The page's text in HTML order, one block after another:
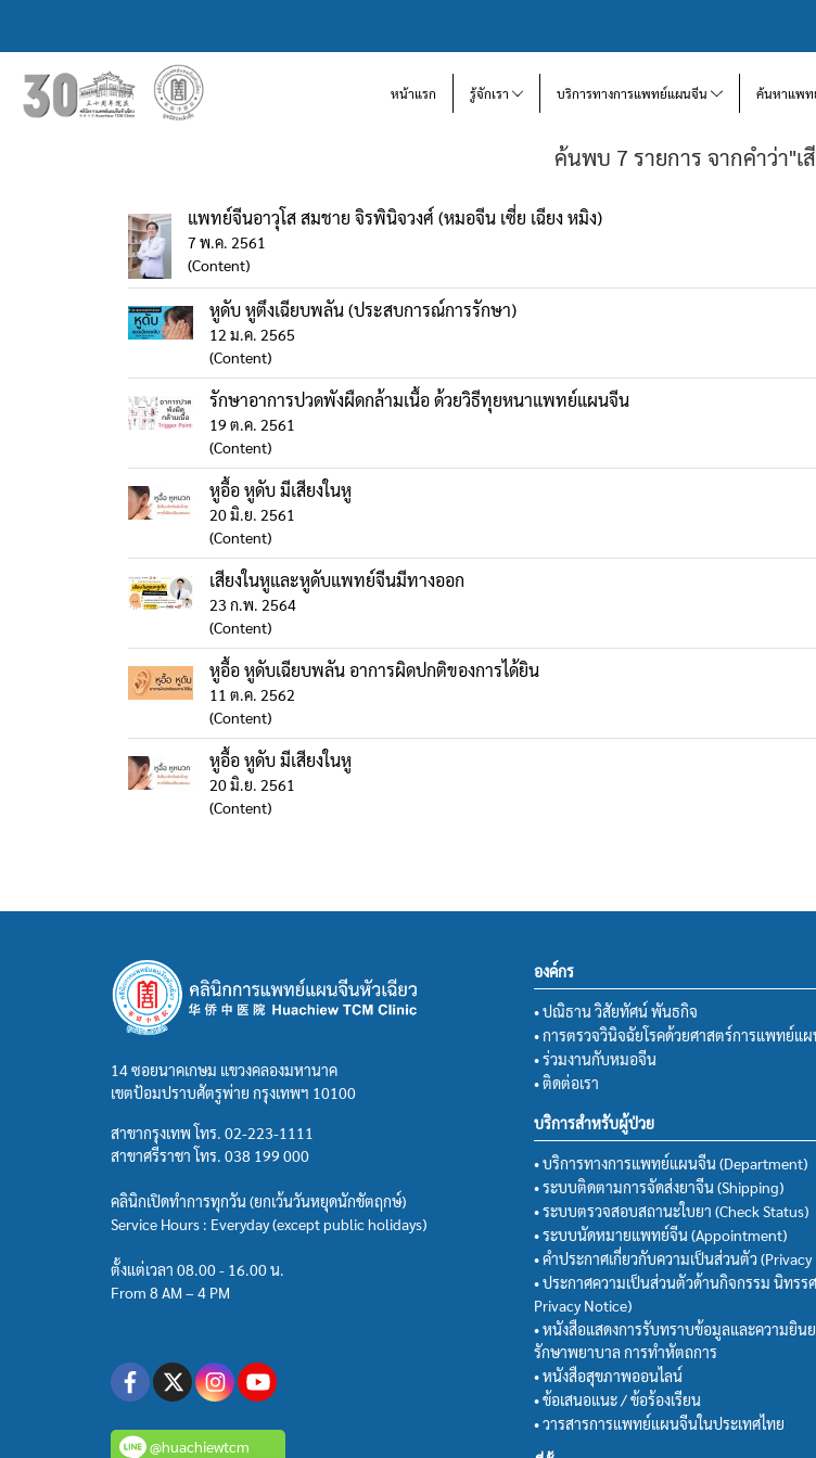
หน้าแรก รู้จักเรา บริการทางการแพทย์แผนจีน ค้นหาแพท
ค้นพบ 7 รายการ จากคำว่า"เ
แพทย์จีนอาวุโส สมชาย จิรพินิจวงศ์ (หมอจีน เซี่ย เฉียง หมิง)
7 พ.ค. 2561
(Content)
หูดับ หูตึงเฉียบพลัน (ประสบการณ์การรักษา)
12 ม.ค. 2565
(Content)
รักษาอาการปวดพังผืดกล้ามเนื้อ ด้วยวิธีทุยหนาแพทย์แผนจีน
19 ต.ค. 2561
(Content)
หูอื้อ หูดับ มีเสียงในหู
20 มิ.ย. 2561
(Content)
เสียงในหูและหูดับแพทย์จีนมีทางออก
23 ก.พ. 2564
(Content)
หูอื้อ หูดับเฉียบพลัน อาการผิดปกติของการได้ยิน
11 ต.ค. 2562
(Content)
หูอื้อ หูดับ มีเสียงในหู
20 มิ.ย. 2561
(Content)
14 ซอยนาคเกษม แขวงคลองมหานาค
เขตป้อมปราบศัตรูพ่าย กรุงเทพฯ 10100
สาขากรุงเทพ โทร. 02-223-1111
สาขาศรีราชา โทร. 038 199 000
คลินิกเปิดทำการทุกวัน (ยกเว้นวันหยุดนักขัตฤกษ์)
Service Hours : Everyday (except public holidays)
ตั้งแต่เวลา 08.00 - 16.00 น.
From 8 AM – 4 PM
@huachiewtcm
องค์กร
• ปณิธาน วิสัยทัศน์ พันธกิจ
• การตรวจวินิจฉัยโรคด้วยศาสตร์การแพทย์แ
• ร่วมงานกับหมอจีน
• ติดต่อเรา
บริการสำหรับผู้ป่วย
• บริการทางการแพทย์แผนจีน (Department)
• ระบบติดตามการจัดส่งยาจีน (Shipping)
• ระบบตรวจสอบสถานะใบยา (Check Status)
• ระบบนัดหมายแพทย์จีน (Appointment)
• คำประกาศเกี่ยวกับความเป็นส่วนตัว
• ประกาศความเป็นส่วนตัวด้านกิจกรรม นิทรร
Privacy Notice)
• หนังสือแสดงการรับทราบข้อมูลและความยิน
รักษาพยาบาล การทำหัตถการ
• หนังสือสุขภาพออนไลน์
• ข้อเสนอแนะ / ข้อร้องเรียน
• วารสารการแพทย์แผนจีนในประเทศไทย